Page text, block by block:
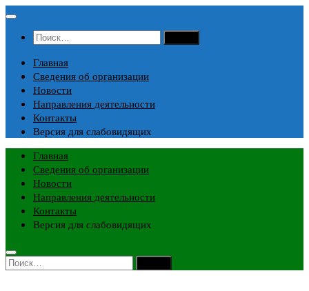
Перейти
содержимому
Найти:
Главная
Сведения об организации
Новости
Направления деятельности
Контакты
Версия для слабовидящих
Главная
Сведения об организации
Новости
Направления деятельности
Контакты
Версия для слабовидящих
Найти: